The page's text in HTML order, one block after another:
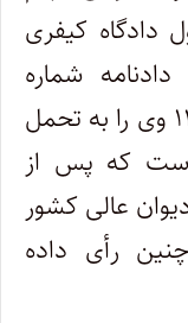
دادگاه کیفری
شماره
۹۸۰۹۹۷۸۱۱۷۰۰۰۵۹۵ – ۱۳۹۸/۱۱/۶ وی را به تحمل
که پس از
عالی کشور
رأی داده